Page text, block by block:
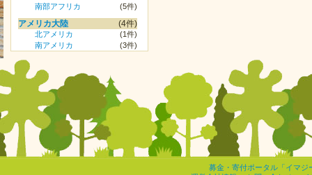
南部アフリカ
(5件)
アメリカ大陸 (4件)
北アメリカ
(1件)
南アメリカ
(3件)
募金・寄付ポータル「イマジ